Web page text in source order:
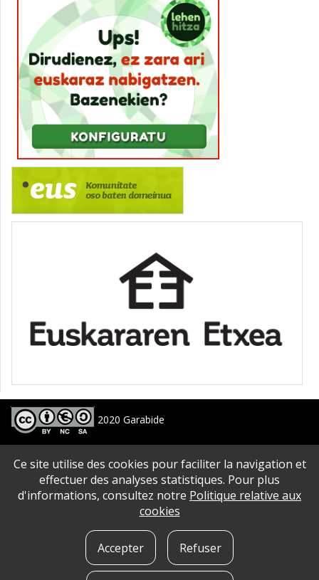
2020 Garabide
688 63 24 33 / 943 250 397
garabide[arroba]garabide[puntu]eus
PLAN DU SITE | ACCESSIBILITé | AVERTISSEMENT | POLITIQUE DE CONFIDENTIALITé |
Ce site utilise des cookies pour faciliter la navigation et
effectuer des analyses statistiques. Pour plus
d'informations, consultez notre Politique relative aux
cookies
Accepter Refuser